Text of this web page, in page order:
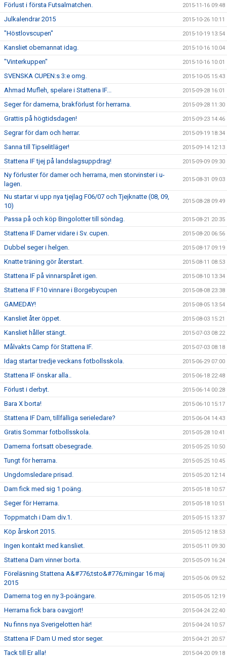
Förlust i första Futsalmatchen. 2015-11-16 09:48
Julkalendrar 2015 2015-10-26 10:11
"Höstlovscupen" 2015-10-19 13:54
Kansliet obemannat idag. 2015-10-16 10:04
"Vinterkuppen" 2015-10-16 10:01
SVENSKA CUPEN:s 3:e omg. 2015-10-05 15:43
Ahmad Mufleh, spelare i Stattena IF... 2015-09-28 16:01
Seger för damerna, brakförlust för herrarna. 2015-09-28 11:30
Grattis på högtidsdagen! 2015-09-23 14:46
Segrar för dam och herrar. 2015-09-19 18:34
Sanna till Tipselitläger! 2015-09-14 12:13
Stattena IF tjej på landslagsuppdrag! 2015-09-09 09:30
Ny förluster för damer och herrarna, men storvinster i u-
lagen.
2015-08-31 09:03
Nu startar vi upp nya tjejlag F06/07 och Tjejknatte (08, 09,
10)
2015-08-28 09:49
Passa på och köp Bingolotter till söndag. 2015-08-21 20:35
Stattena IF Damer vidare i Sv. cupen. 2015-08-20 06:56
Dubbel seger i helgen. 2015-08-17 09:19
Knatte träning gör återstart. 2015-08-11 08:53
Stattena IF på vinnarspåret igen. 2015-08-10 13:34
Stattena IF F10 vinnare i Borgebycupen 2015-08-08 23:38
GAMEDAY! 2015-08-05 13:54
Kansliet åter öppet. 2015-08-03 15:21
Kansliet håller stängt. 2015-07-03 08:22
Målvakts Camp för Stattena IF. 2015-07-03 08:18
Idag startar tredje veckans fotbollsskola. 2015-06-29 07:00
Stattena IF önskar alla.. 2015-06-18 22:48
Förlust i derbyt. 2015-06-14 00:28
Bara X borta! 2015-06-10 15:17
Stattena IF Dam, tillfälliga serieledare? 2015-06-04 14:43
Gratis Sommar fotbollsskola. 2015-05-28 10:41
Damerna fortsatt obesegrade. 2015-05-25 10:50
Tungt för herrarna. 2015-05-25 10:45
Ungdomsledare prisad. 2015-05-20 12:14
Dam fick med sig 1 poäng. 2015-05-18 10:57
Seger för Herrarna. 2015-05-18 10:51
Toppmatch i Dam div.1. 2015-05-15 13:37
Köp årskort 2015. 2015-05-12 18:53
Ingen kontakt med kansliet. 2015-05-11 09:30
Stattena Dam vinner borta. 2015-05-09 16:24
Föreläsning Stattena A&#776;tsto&#776;rningar 16 maj
2015
2015-05-06 09:52
Damerna tog en ny 3-poängare. 2015-05-05 12:19
Herrarna fick bara oavgjort! 2015-04-24 22:40
Nu finns nya Sverigelotten här! 2015-04-24 10:57
Stattena IF Dam U med stor seger. 2015-04-21 20:57
Tack till Er alla! 2015-04-20 09:18